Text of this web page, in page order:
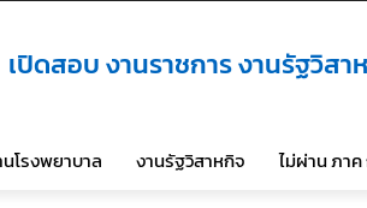
เปิดสอบ งานราชการ งานรัฐวิส
นโรงพยาบาล งานรัฐวิสาหกิจ ไม่ผ่าน ภา